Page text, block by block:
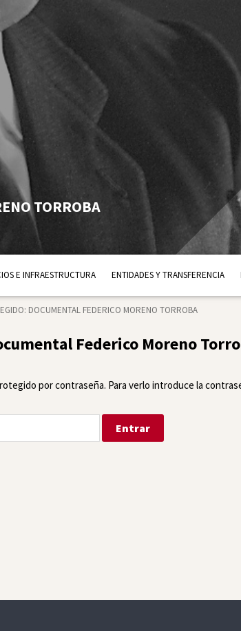
TORROBA
E INFRAESTRUCTURA ENTIDADES Y TRANSFERENCIA
DOCUMENTAL FEDERICO MORENO TORROBA
Federico Moreno
por contraseña. Para verlo introduce la